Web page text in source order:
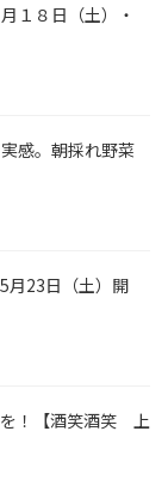
１８日（土）・
感。朝採れ野菜
23日（土）開
を！【酒笑酒笑 上